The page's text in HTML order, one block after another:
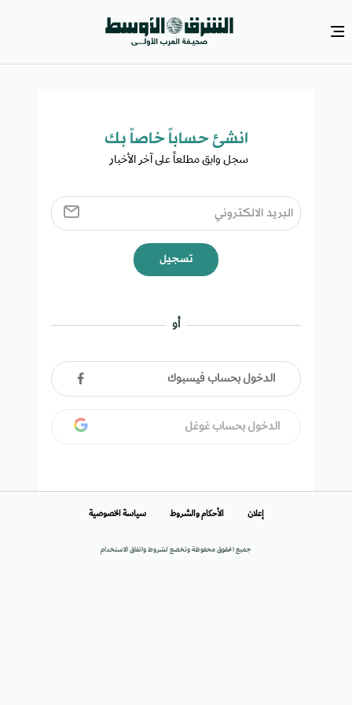
انشئ حساباً خاصاً بك​
سجل وابق مطلعاً على آخر الأخبار ​
تسجيل
أو
الدخول بحساب فيسبوك
الدخول بحساب غوغل
جميع الحقوق محفوظة وتخضع لشروط واتفاق الاستخدام
إعلان الأحكام والشروط سياسة الخصوصية